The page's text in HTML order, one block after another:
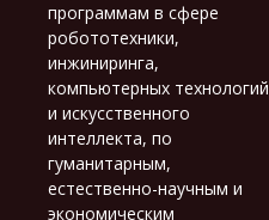
программам в сфере
робототехники,
инжиниринга,
компьютерных технологий
и искусственного
интеллекта, по
гуманитарным,
естественно-научным и
экономическим